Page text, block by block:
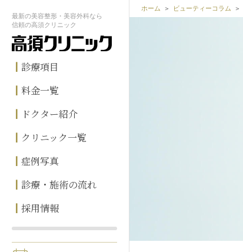
最新の美容整形・美容外科なら
信頼の高須クリニック
診療項目
料金一覧
ドクター紹介
クリニック一覧
症例写真
診療・施術の流れ
採用情報
ホーム ビューティーコラム